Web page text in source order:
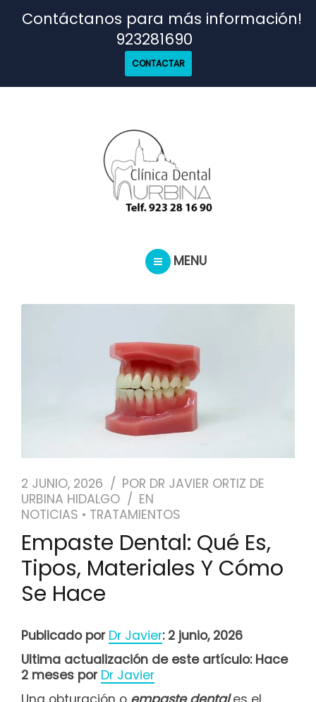
Contáctanos para más información!
923281690
CONTACTAR
MENU
PEDIR CITA
2 JUNIO, 2026 POR DR JAVIER ORTIZ DE
URBINA HIDALGO
EN
NOTICIAS • TRATAMIENTOS
Empaste Dental: Qué Es,
Tipos, Materiales Y Cómo
Se Hace
Publicado por Dr Javier: 2 junio, 2026
Ultima actualización de este artículo: Hace
2 meses por Dr Javier